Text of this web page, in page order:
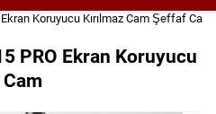
Koruyucu Kırılmaz Cam Şeffaf Cam
PRO Ekran Koruyucu